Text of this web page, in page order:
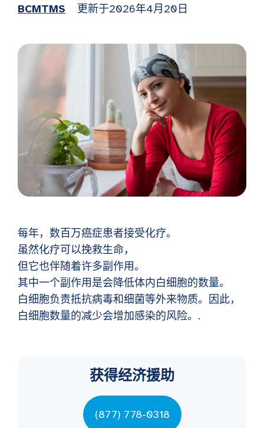
BCMTMS
更新于2026年4月20日
每年，数百万癌症患者接受化疗。
虽然化疗可以挽救生命，
但它也伴随着许多副作用。
其中一个副作用是会降低体内白细胞的数量。
白细胞负责抵抗病毒和细菌等外来物质。因此，
白细胞数量的减少会增加感染的风险。.
获得经济援助
(877) 778-0318